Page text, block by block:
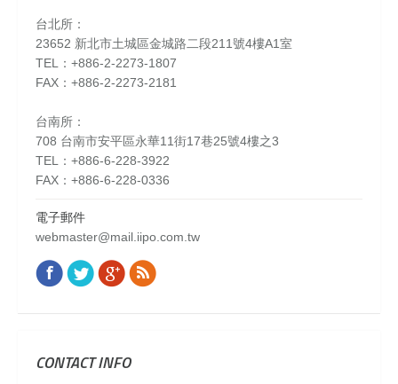
台北所：
23652 新北市土城區金城路二段211號4樓A1室
TEL：+886-2-2273-1807
FAX：+886-2-2273-2181
台南所：
708 台南市安平區永華11街17巷25號4樓之3
TEL：+886-6-228-3922
FAX：+886-6-228-0336
電子郵件
webmaster@mail.iipo.com.tw
Find us on:
Facebook
TwitterGoogle+
Rss
CONTACT INFO